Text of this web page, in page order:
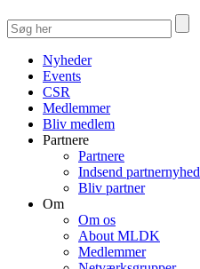
Nyheder
Events
CSR
Medlemmer
Bliv medlem
Partnere
Partnere
Indsend partnernyhed
Bliv partner
Om
Om os
About MLDK
Medlemmer